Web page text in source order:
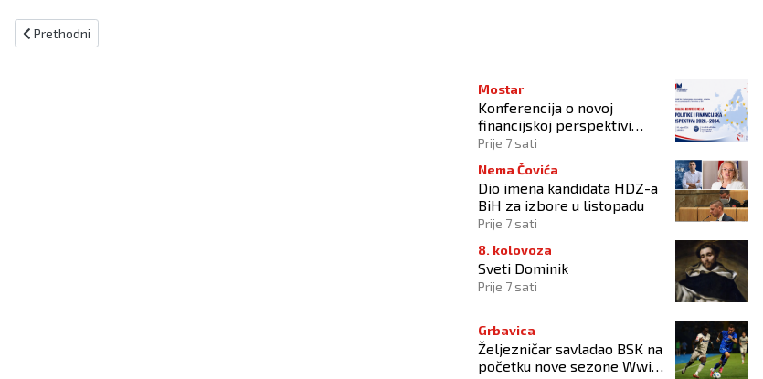
Prethodni članak: Jutros u BiH oblačno vrijeme s kišom
Prethodni
Mostar
Konferencija o novoj
financijskoj perspektivi
Europske unije 2028.–2034.
Prije 7 sati
Nema Čovića
Dio imena kandidata HDZ-a
BiH za izbore u listopadu
Prije 7 sati
8. kolovoza
Sveti Dominik
Prije 7 sati
Grbavica
Željezničar savladao BSK na
početku nove sezone Wwin